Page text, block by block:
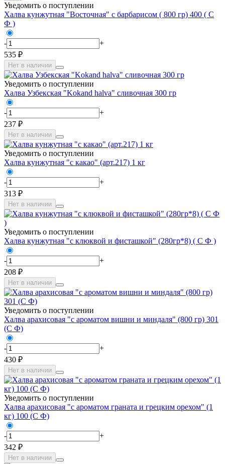
Уведомить о поступлении
Халва кунжутная "Восточная" с барбарисом ( 800 гр) 400 ( С
Ф )
-
+
535 ₽
Нет в наличии
Уведомить о поступлении
Халва Узбекская "Kokand halva" сливочная 300 гр
-
+
237 ₽
Нет в наличии
Уведомить о поступлении
Халва кунжутная "с какао" (арт.217) 1 кг
-
+
313 ₽
Нет в наличии
Уведомить о поступлении
Халва кунжутная "с клюквой и фисташкой" (280гр*8) ( С Ф )
-
+
208 ₽
Нет в наличии
Уведомить о поступлении
Халва арахисовая "с ароматом вишни и миндаля" (800 гр) 301
(С Ф)
-
+
430 ₽
Нет в наличии
Уведомить о поступлении
Халва арахисовая "с ароматом граната и грецким орехом" (1
кг) 100 (С Ф)
-
+
342 ₽
Нет в наличии